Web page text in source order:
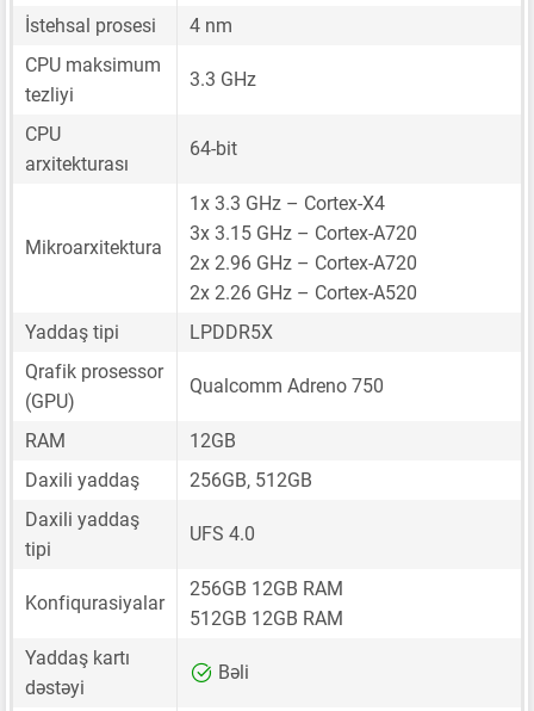
İstehsal prosesi
4 nm
CPU maksimum
tezliyi
3.3 GHz
CPU
arxitekturası
64-bit
Mikroarxitektura
1x 3.3 GHz – Cortex-X4
3x 3.15 GHz – Cortex-A720
2x 2.96 GHz – Cortex-A720
2x 2.26 GHz – Cortex-A520
Yaddaş tipi
LPDDR5X
Qrafik prosessor
(GPU)
Qualcomm Adreno 750
RAM
12GB
Daxili yaddaş
256GB, 512GB
Daxili yaddaş
tipi
UFS 4.0
Konfiqurasiyalar
256GB 12GB RAM
512GB 12GB RAM
Yaddaş kartı
dəstəyi
Bəli